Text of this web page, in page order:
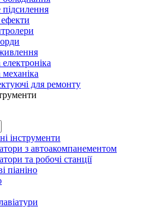
підсилення
ефекти
електроніка
механіка
для ремонту
інструменти
з автоакомпанементом
та робочі станції
піаніно